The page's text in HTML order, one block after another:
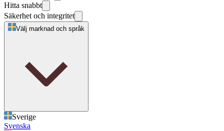
Hitta snabbt
Säkerhet och integritet
Välj marknad och språk
Sverige
Svenska